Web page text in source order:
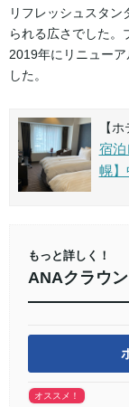
リフレッシュスタン
られる広さでした。
2019年にリニュー
した。
【
宿
幌】
もっと詳しく！
ANAクラウ
オススメ！